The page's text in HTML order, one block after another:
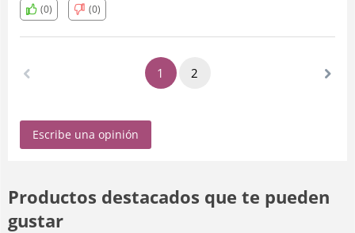
(0) (0)
1 2
Escribe una opinión
Productos destacados que te pueden
gustar